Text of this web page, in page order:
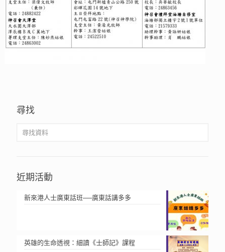
尋找
近期活動
新來港人士廣東話班──廣東話講多多
英雄的生命透視：細讀《士師記》課程